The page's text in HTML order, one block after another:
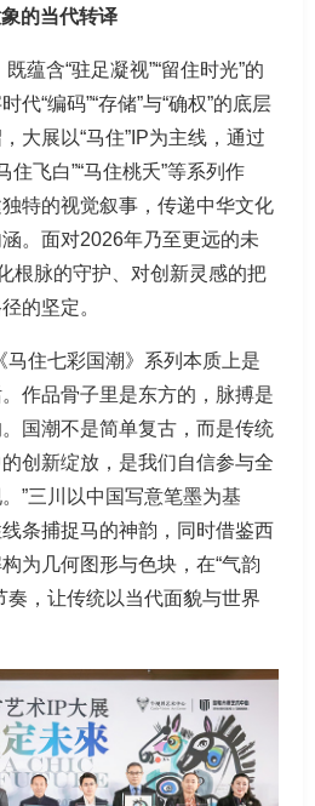
的当代转译
既蕴含“驻足凝视”“留住时光”的
代“编码”“存储”与“确权”的底层
大展以“马住”IP为主线，通过
住飞白”“马住桃夭”等系列作
特的视觉叙事，传递中华文化
。面对2026年乃至更远的未
根脉的守护、对创新灵感的把
的坚定。
马住七彩国潮》系列本质上是
作品骨子里是东方的，脉搏是
国潮不是简单复古，而是传统
创新绽放，是我们自信参与全
”三川以中国写意笔墨为基
条捕捉马的神韵，同时借鉴西
为几何图形与色块，在“气韵
奏，让传统以当代面貌与世界